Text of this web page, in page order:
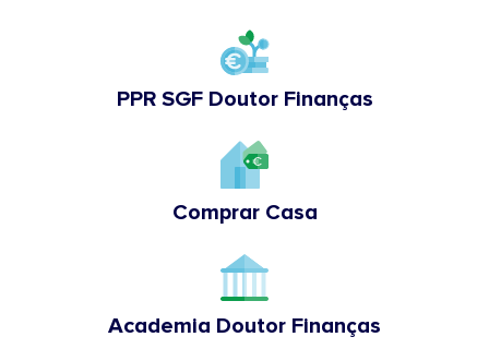
PPR SGF Doutor Finanças
Comprar Casa
Academia Doutor Finanças